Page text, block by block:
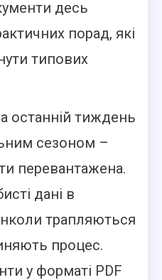
десь
порад, які
типових
останній тиждень
сезоном –
перевантажена.
дані в
трапляються
процес.
у форматі PDF